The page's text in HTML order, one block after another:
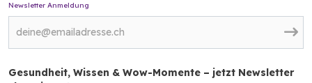
Newsletter Anmeldung
Gesundheit, Wissen & Wow-Momente – jetzt Newsletter